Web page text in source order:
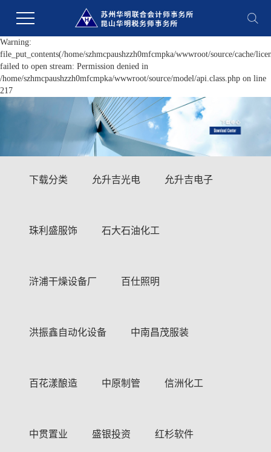
Warning:
file_put_contents(/home/szhmcpaushzzh0mfcmpka/wwwroot/source/cache/
failed to open stream: Permission denied in
/home/szhmcpaushzzh0mfcmpka/wwwroot/source/model/api.class.php on line
217
下载分类 允升吉光电 允升吉电子
珠利盛服饰 石大石油化工
浒浦干燥设备厂 百仕照明
洪振鑫自动化设备 中南昌茂服装
百花漾酿造 中原制管 信洲化工
中贯置业 盛银投资 红杉软件